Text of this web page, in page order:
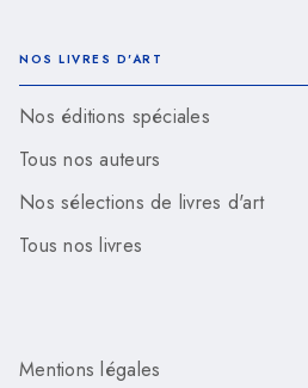
NOS LIVRES D'ART
Nos éditions spéciales
Tous nos auteurs
Nos sélections de livres d'art
Tous nos livres
Mentions légales